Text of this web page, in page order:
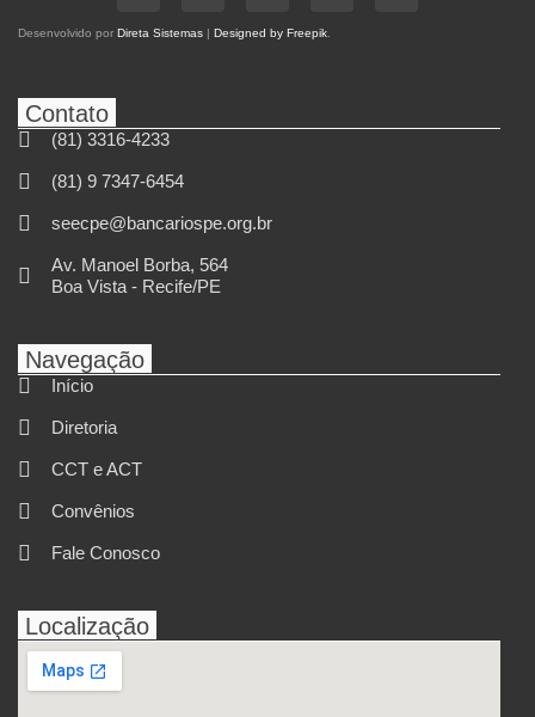
Desenvolvido por Direta Sistemas Designed by Freepik.
Contato
(81) 3316-4233
(81) 9 7347-6454
seecpe@bancariospe.org.br
Av. Manoel Borba, 564
Boa Vista - Recife/PE
Navegação
Início
Diretoria
CCT e ACT
Convênios
Fale Conosco
Localização